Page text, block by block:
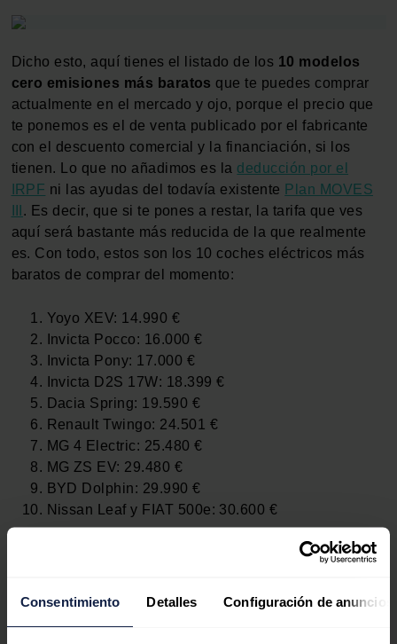
Consentimiento Detalles Configuración de anuncios
Dicho esto, aquí tienes el listado de los 10 modelos
cero emisiones más baratos que te puedes comprar
actualmente en el mercado y ojo, porque el precio que
te ponemos es el de venta publicado por el fabricante
con el descuento comercial y la financiación, si los
tienen. Lo que no añadimos es la deducción por el
IRPF ni las ayudas del todavía existente Plan MOVES
. Es decir, que si te pones a restar, la tarifa que ves
aquí será bastante más reducida de la que realmente
es. Con todo, estos son los 10 coches eléctricos más
baratos de comprar del momento:
Yoyo XEV: 14.990 €
Invicta Pocco: 16.000 €
Invicta Pony: 17.000 €
Invicta D2S 17W: 18.399 €
Dacia Spring: 19.590 €
Renault Twingo: 24.501 €
MG 4 Electric: 25.480 €
MG ZS EV: 29.480 €
BYD Dolphin: 29.990 €
Nissan Leaf y FIAT 500e: 30.600 €
Como ves, los cinco primeros coches son meramente